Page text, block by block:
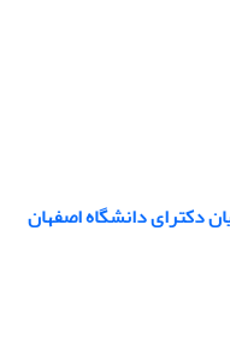
دکترای دانشگاه اصفهان